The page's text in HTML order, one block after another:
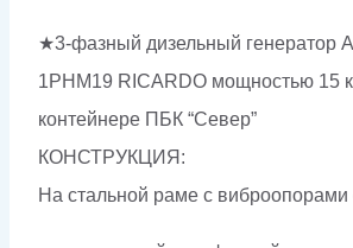
★3-фазный дизельный генератор
1РНМ19 RICARDO мощностью 15
контейнере ПБК “Север”
КОНСТРУКЦИЯ:
На стальной раме с